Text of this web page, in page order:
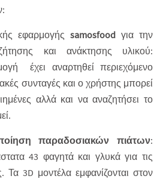
εφαρμογής samosfood για την
και ανάκτησης υλικού:
έχει αναρτηθεί περιεχόμενο
συνταγές και ο χρήστης μπορεί
αλλά και να αναζητήσει το
παραδοσιακών πιάτων:
43 φαγητά και γλυκά για τις
Τα 3D μοντέλα εμφανίζονται στον